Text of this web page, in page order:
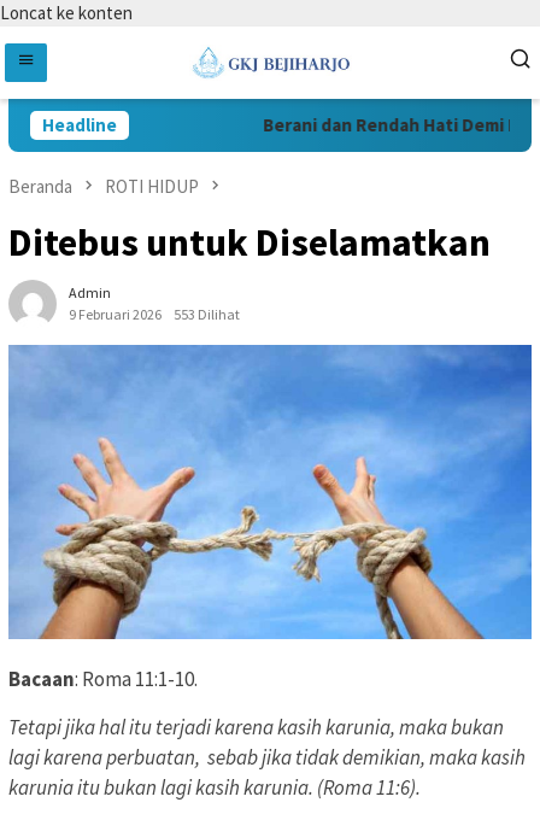
Loncat ke konten
Headline Berani dan Rendah Hati Demi
Beranda ROTI HIDUP
Ditebus untuk Diselamatkan
Admin
9 Februari 2026
553 Dilihat
Bacaan: Roma 11:1-10.
Tetapi jika hal itu terjadi karena kasih karunia, maka bukan
lagi karena perbuatan, sebab jika tidak demikian, maka kasih
karunia itu bukan lagi kasih karunia. (Roma 11:6).